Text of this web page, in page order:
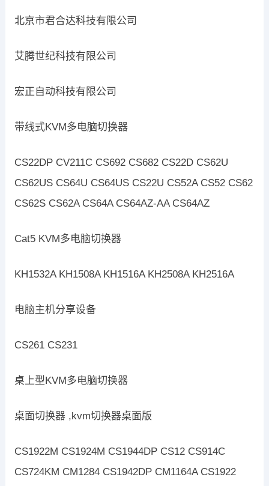
北京市君合达科技有限公司
艾腾世纪科技有限公司
宏正自动科技有限公司
带线式KVM多电脑切换器
CS22DP CV211C CS692 CS682 CS22D CS62U
CS62US CS64U CS64US CS22U CS52A CS52 CS62
CS62S CS62A CS64A CS64AZ-AA CS64AZ
Cat5 KVM多电脑切换器
KH1532A KH1508A KH1516A KH2508A KH2516A
电脑主机分享设备
CS261 CS231
桌上型KVM多电脑切换器
桌面切换器 ,kvm切换器桌面版
CS1922M CS1924M CS1944DP CS12 CS914C
CS724KM CM1284 CS1942DP CM1164A CS1922